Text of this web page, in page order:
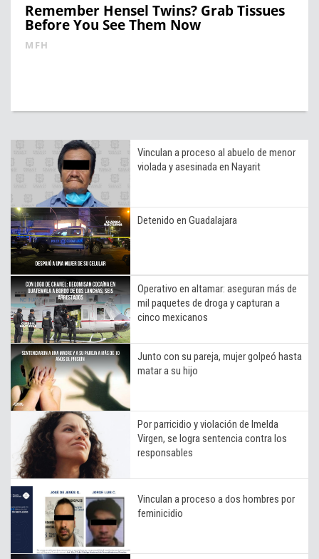
Remember Hensel Twins? Grab Tissues
Before You See Them Now
MFH
Vinculan a proceso al abuelo de menor
violada y asesinada en Nayarit
Detenido en Guadalajara
Operativo en altamar: aseguran más de
mil paquetes de droga y capturan a
cinco mexicanos
Junto con su pareja, mujer golpeó hasta
matar a su hijo
Por parricidio y violación de Imelda
Virgen, se logra sentencia contra los
responsables
Vinculan a proceso a dos hombres por
feminicidio